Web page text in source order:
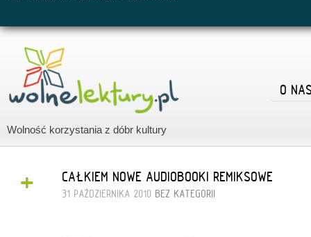
Wolność korzystania z dóbr kultury
O
+ CAŁKIEM NOWE AUDIOBOOKI REMIKSOWE
31 PAŹDZIERNIKA 2010 BEZ KATEGORII